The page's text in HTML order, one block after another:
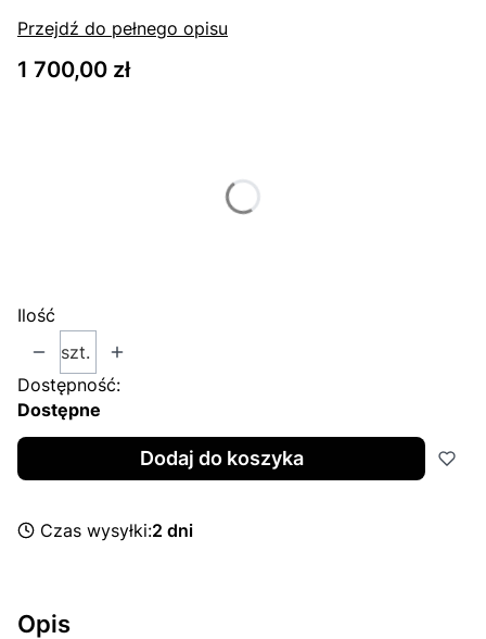
Przejdź do pełnego opisu
Cena
1 700,00 zł
Ilość
szt.
Dostępność:
Dostępne
Dodaj do koszyka
Czas wysyłki:2 dni
Opis